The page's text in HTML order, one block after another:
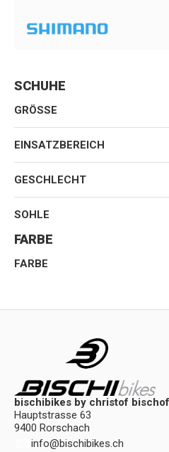
SCHUHE
GRÖSSE
EINSATZBEREICH
GESCHLECHT
SOHLE
FARBE
FARBE
bischibikes by christof
Hauptstrasse 63
9400 Rorschach
info@bischibikes.ch